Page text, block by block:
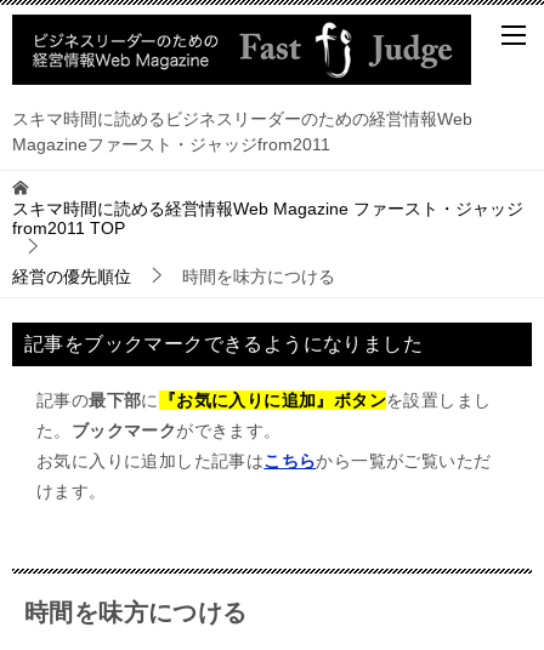
スキマ時間に読めるビジネスリーダーのための経営情報Web
Magazineファースト・ジャッジfrom2011
スキマ時間に読める経営情報Web Magazine ファースト・ジャッジ
from2011 TOP
経営の優先順位 時間を味方につける
記事をブックマークできるようになりました
記事の最下部に 『お気に入りに追加』ボタンを設置しまし
た。 ブックマークができます。
お気に入りに追加した記事はこちらから一覧がご覧いただ
けます。
時間を味方につける